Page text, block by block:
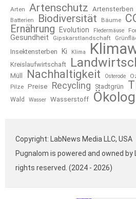
Arten Artenschutz Artensterben
Batterien
Biodiversität Bäume
Ernährung
Evolution Fledermäuse
Gesundheit Gipskarstlandschaft
Insektensterben Ki Klima
Kreislaufwirtschaft
Müll
Nachhaltigkeit Osterode
Pilze Preise Recycling Stadtgrün
Wald
Wasser Wasserstoff
Copyright: LabNews Media LLC, USA
Pugnalom is powered and owned by
rights reserved. (2024 - 2026)